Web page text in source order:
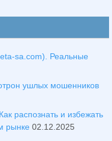
sa.com). Реальные
ушлых мошенников
распознать и избежать
рынке 02.12.2025